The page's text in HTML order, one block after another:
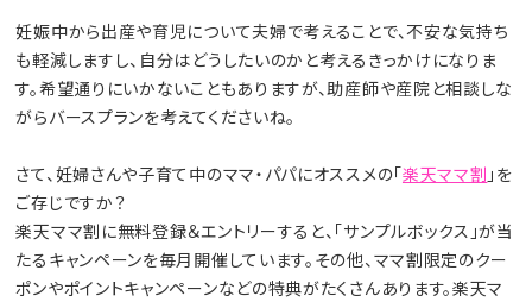
妊娠中から出産や育児について夫婦で考えることで、不安な気持ち
も軽減しますし、自分はどうしたいのかと考えるきっかけになりま
す。希望通りにいかないこともありますが、助産師や産院と相談しな
がらバースプランを考えてくださいね。
さて、妊婦さんや子育て中のママ・パパにオススメの「楽天ママ割 」を
ご存じですか？
楽天ママ割に無料登録＆エントリーすると、「サンプルボックス」が当
たるキャンペーンを毎月開催しています。その他、ママ割限定のクー
ポンやポイントキャンペーンなどの特典がたくさんあります。楽天マ